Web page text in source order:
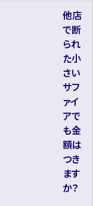
他店
で断
られ
た小
さい
サフ
ァイ
アで
も金
額は
つき
ます
か？